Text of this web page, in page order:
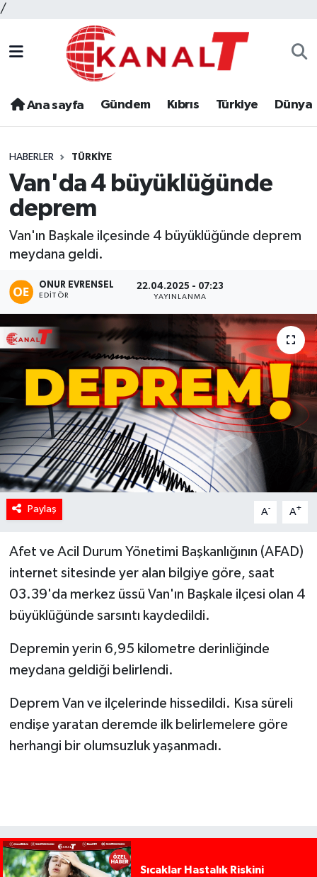
/
Ana sayfa Gündem Kıbrıs Türkiye Dünya
HABERLER TÜRKIYE
Van'da 4 büyüklüğünde
deprem
Van'ın Başkale ilçesinde 4 büyüklüğünde deprem
meydana geldi.
ONUR EVRENSEL
EDITÖR
22.04.2025 - 07:23
YAYINLANMA
Paylaş A- A+
Afet ve Acil Durum Yönetimi Başkanlığının (AFAD)
internet sitesinde yer alan bilgiye göre, saat
03.39'da merkez üssü Van'ın Başkale ilçesi olan 4
büyüklüğünde sarsıntı kaydedildi.
Depremin yerin 6,95 kilometre derinliğinde
meydana geldiği belirlendi.
Deprem Van ve ilçelerinde hissedildi. Kısa süreli
endişe yaratan deremde ilk belirlemelere göre
herhangi bir olumsuzluk yaşanmadı.
Sıcaklar Hastalık Riskini